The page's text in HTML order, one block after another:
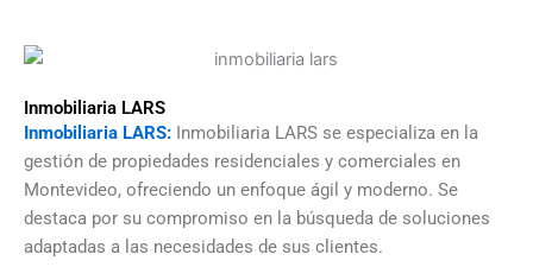
Inmobiliaria LARS
Inmobiliaria LARS: Inmobiliaria LARS se especializa en la
gestión de propiedades residenciales y comerciales en
Montevideo, ofreciendo un enfoque ágil y moderno. Se
destaca por su compromiso en la búsqueda de soluciones
adaptadas a las necesidades de sus clientes.